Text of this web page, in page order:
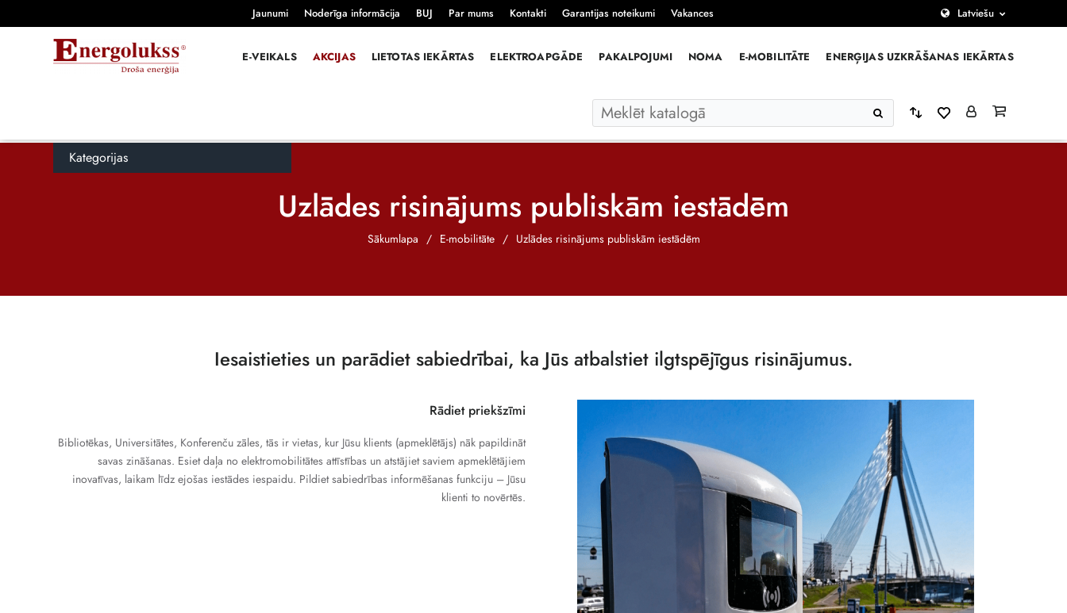
Jaunumi Noderīga informācija BUJ Par mums Kontakti Garantijas noteikumi Vakances Latviešu
E-VEIKALS AKCIJAS LIETOTAS IEKĀRTAS ELEKTROAPGĀDE PAKALPOJUMI NOMA E-MOBILITĀTE ENERĢIJAS UZKRĀŠANAS IEKĀRTAS
Kategorijas
Uzlādes risinājums publiskām iestādēm
Sākumlapa / E-mobilitāte / Uzlādes risinājums publiskām iestādēm
Iesaistieties un parādiet sabiedrībai, ka Jūs atbalstiet ilgtspējīgus risinājumus.
Rādiet priekšzīmi
Bibliotēkas, Universitātes, Konferenču zāles, tās ir vietas, kur Jūsu klients (apmeklētājs) nāk papildināt
savas zināšanas. Esiet daļa no elektromobilitātes attīstības un atstājiet saviem apmeklētājiem
inovatīvas, laikam līdz ejošas iestādes iespaidu. Pildiet sabiedrības informēšanas funkciju – Jūsu
klienti to novērtēs.